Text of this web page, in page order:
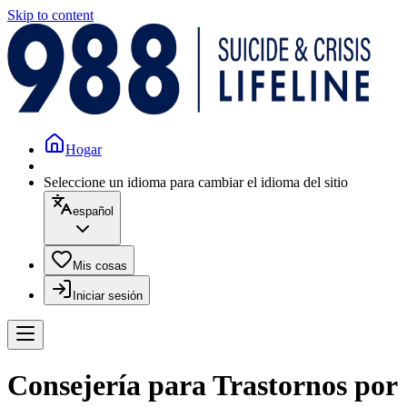
Skip to content
Hogar
Seleccione un idioma para cambiar el idioma del sitio
español
Mis cosas
Iniciar sesión
Consejería para Trastornos por